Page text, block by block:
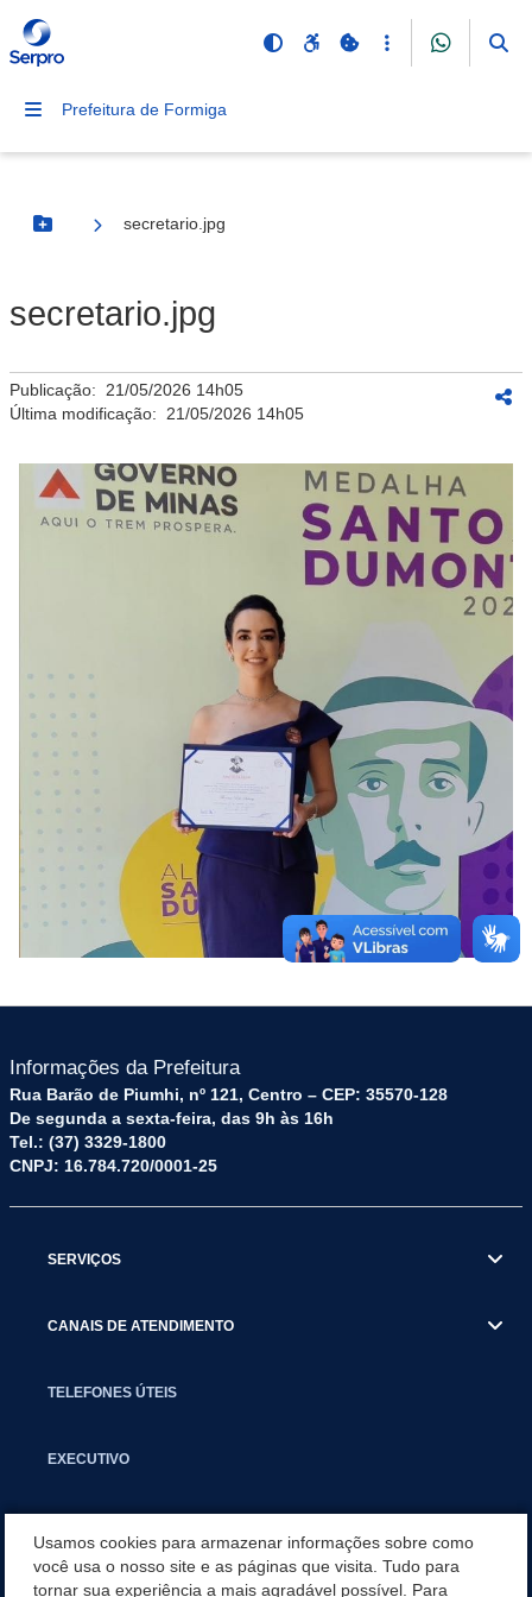
Prefeitura de Formiga
Botão Menu
secretario.jpg
secretario.jpg
Publicação: 21/05/2026 14h05
Última modificação: 21/05/2026 14h05
Informações da Prefeitura
Rua Barão de Piumhi, nº 121, Centro – CEP: 35570-128
De segunda a sexta-feira, das 9h às 16h
Tel.: (37) 3329-1800
CNPJ: 16.784.720/0001-25
SERVIÇOS
CANAIS DE ATENDIMENTO
TELEFONES ÚTEIS
EXECUTIVO
APLICATIVO
Usamos cookies para armazenar informações sobre como
você usa o nosso site e as páginas que visita. Tudo para
tornar sua experiência a mais agradável possível. Para